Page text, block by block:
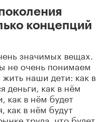
концепций
значимых вещах.
не очень понимаем
наши дети: как в
деньги, как в нём
как в нём будет
как в нём будут
труда, что будет